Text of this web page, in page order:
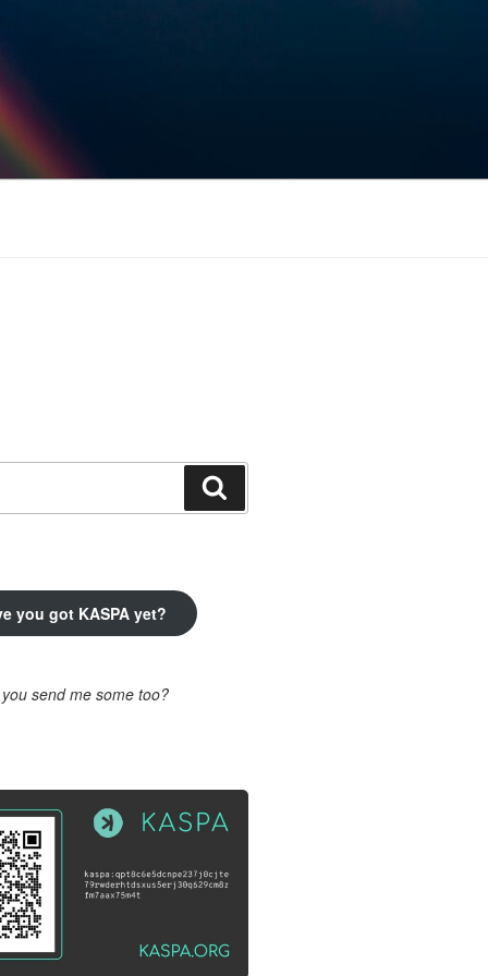
you got KASPA yet?
you send me some too?